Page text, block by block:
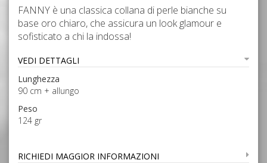
FANNY è una classica collana di perle bianche su
base oro chiaro, che assicura un look glamour e
sofisticato a chi la indossa!
VEDI DETTAGLI
Lunghezza
90 cm + allungo
Peso
124 gr
RICHIEDI MAGGIOR INFORMAZIONI